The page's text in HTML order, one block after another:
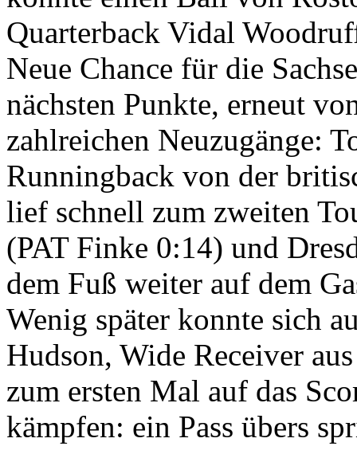
Quarterback Vidal
Neue Chance für die
nächsten Punkte, erneut
zahlreichen Neuzugänge:
Runningback von der
lief schnell zum zweiten
(PAT Finke 0:14) und
dem Fuß weiter auf dem
Wenig später konnte sich
Hudson, Wide Receiver
zum ersten Mal auf das
kämpfen: ein Pass übers